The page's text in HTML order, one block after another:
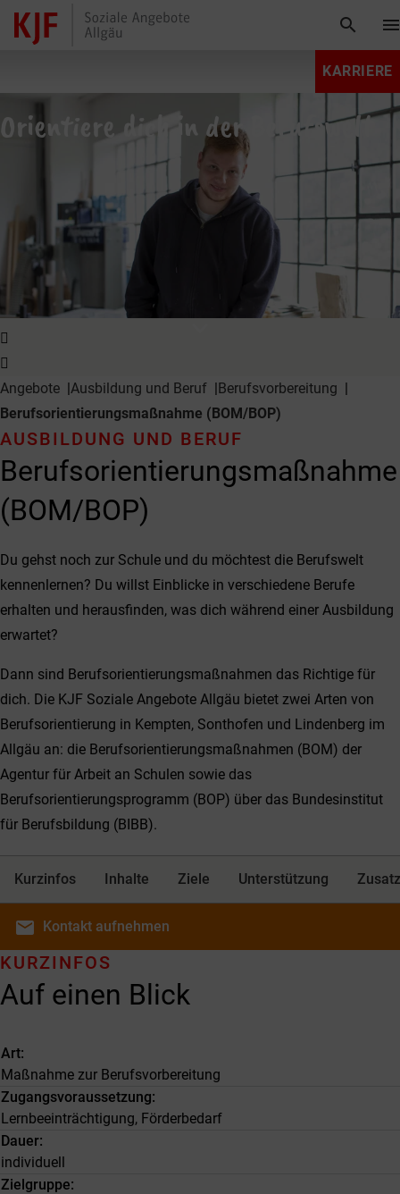
search
KARRIERE
Orientiere dich in der Berufswelt
expand_more
Angebote Ausbildung und Beruf
Berufs­vorbereitung
Berufs­orientierungs­maßnahme (BOM/BOP)
Berufs­orientierungs­maßnahme
(BOM/BOP)
AUSBILDUNG UND BERUF
Du gehst noch zur Schule und du möchtest die Berufswelt
kennenlernen? Du willst Einblicke in verschiedene Berufe
erhalten und herausfinden, was dich während einer Ausbildung
erwartet?
Dann sind Berufsorientierungsmaßnahmen das Richtige für
dich. Die KJF Soziale Angebote Allgäu bietet zwei Arten von
Berufsorientierung in Kempten, Sonthofen und Lindenberg im
Allgäu an: die Berufsorientierungsmaßnahmen (BOM) der
Agentur für Arbeit an Schulen sowie das
Berufsorientierungsprogramm (BOP) über das Bundesinstitut
für Berufsbildung (BIBB).
Kurzinfos Inhalte Ziele Unterstützung
email Kontakt aufnehmen
Auf einen Blick
KURZINFOS
Art
Maßnahme zur Berufsvorbereitung
Zugangsvoraussetzung
Lernbeeinträchtigung, Förderbedarf
Dauer
individuell
Zielgruppe